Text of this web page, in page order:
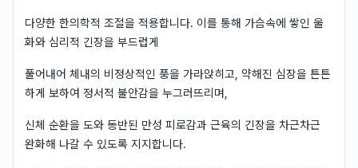
다양한 한의학적 조절을 적용합니다. 이를 통해 가슴속에 쌓인 울
화와 심리적 긴장을 부드럽게
풀어내어 체내의 비정상적인 풍을 가라앉히고, 약해진 심장을 튼튼
하게 보하여 정서적 불안감을 누그러뜨리며,
신체 순환을 도와 동반된 만성 피로감과 근육의 긴장을 차근차근
완화해 나갈 수 있도록 지지합니다.